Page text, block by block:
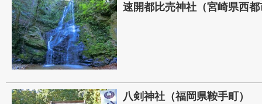
速開都比売神社（宮崎県西
八剣神社（福岡県鞍手町）